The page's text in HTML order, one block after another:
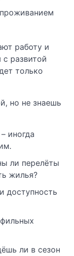
работу и
развитой
только
но не знаешь
иногда
ли перелёты
жилья?
доступность
ли в сезон